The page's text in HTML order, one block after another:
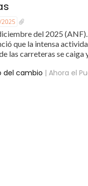
del 2025
que la intensa
las carreteras se caiga
del cambio | Ahora el